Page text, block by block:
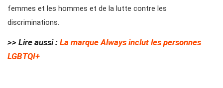
femmes et les hommes et de la lutte contre les
discriminations.
>> Lire aussi : La marque Always inclut les personnes
LGBTQI+